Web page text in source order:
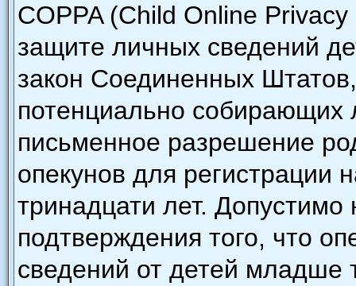
COPPA (Child Online
защите личных сведений
закон Соединенных
потенциально собирающих
письменное разрешение
опекунов для регистрации
тринадцати лет. Допустимо
подтверждения того, что
сведений от детей младше